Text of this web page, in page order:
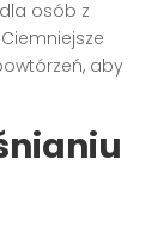
osób z
aby